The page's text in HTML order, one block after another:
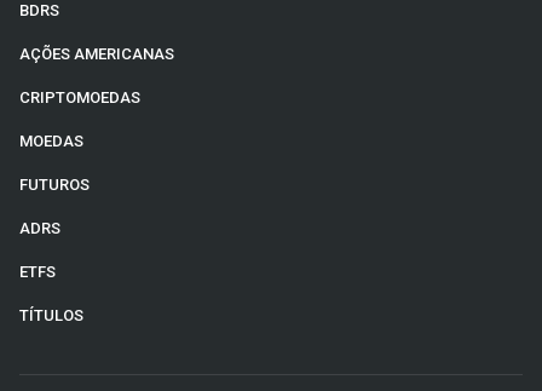
BDRS
AÇÕES AMERICANAS
CRIPTOMOEDAS
MOEDAS
FUTUROS
ADRS
ETFS
TÍTULOS